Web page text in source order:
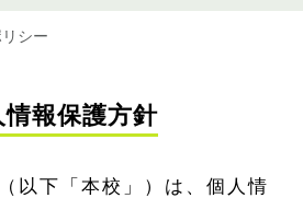
シー
情報保護方針
以下「本校」）は、個人情